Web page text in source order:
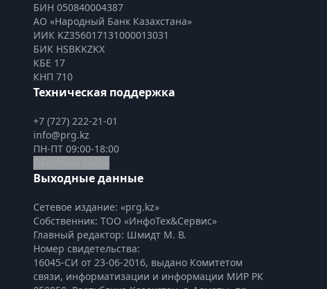
БИН 050840004387
АО «Народный Банк Казахстана»
ИИК KZ356017131000013031
БИК HSBKKZKX
КБЕ 17
КНП 710
Техническая поддержка
+7 (727) 222-21-01
info@prg.kz
ПН-ПТ 09:00-18:00
Выходные данные
Сетевое издание: «prg.kz»
Собственник: ТОО «ИнфоТех&Сервис»
Главный редактор: Шмидт М. В.
Номер свидетельства:
16045-СИ от 23-06-2016, выдано Комитетом
связи, информатизации и информации МИР РК